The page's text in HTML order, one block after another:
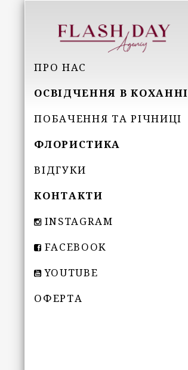
ПРО НАС
ОСВІДЧЕННЯ В КОХАННІ
ПОБАЧЕННЯ ТА РІЧНИЦІ
ФЛОРИСТИКА
ВІДГУКИ
КОНТАКТИ
INSTAGRAM
FACEBOOK
YOUTUBE
ОФЕРТА